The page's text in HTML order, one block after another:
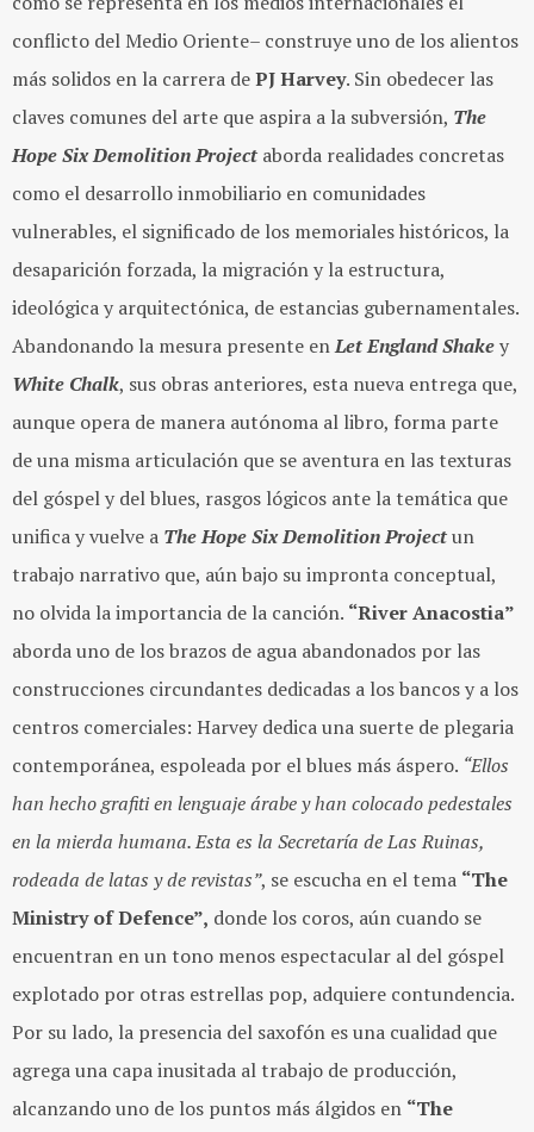
conflicto del Medio Oriente– construye uno de los alientos
más solidos en la carrera dePJ Harvey. Sin obedecer las
claves comunes del arte que aspira a la subversión, The
Hope Six Demolition Project aborda realidades concretas
como el desarrollo inmobiliario en comunidades
vulnerables, el significado de los memoriales históricos, la
desaparición forzada, la migración y la estructura,
ideológica y arquitectónica, de estancias gubernamentales.
Abandonando la mesura presente enLet England Shakey
White Chalk, sus obras anteriores, esta nueva entrega que,
aunque opera de manera autónoma al libro, forma parte
de una misma articulación que se aventura en las texturas
del góspel y del blues, rasgos lógicos ante la temática que
unifica y vuelve a The Hope Six Demolition Projectun
trabajo narrativo que, aún bajo su impronta conceptual,
no olvida la importancia de la canción. “River Anacostia”
aborda uno de los brazos de agua abandonados por las
construcciones circundantes dedicadas a los bancos y a los
centros comerciales: Harvey dedica una suerte de plegaria
contemporánea, espoleada por el blues más áspero. “Ellos
han hecho grafiti en lenguaje árabe y han colocado pedestales
en la mierda humana. Esta es la Secretaría de Las Ruinas,
rodeada de latas y de revistas”, se escucha en el tema “The
Ministry of Defence”, donde los coros, aún cuando se
encuentran en un tono menos espectacular al del góspel
explotado por otras estrellas pop, adquiere contundencia.
Por su lado, la presencia del saxofón es una cualidad que
agrega una capa inusitada al trabajo de producción,
alcanzando uno de los puntos más álgidos en “The